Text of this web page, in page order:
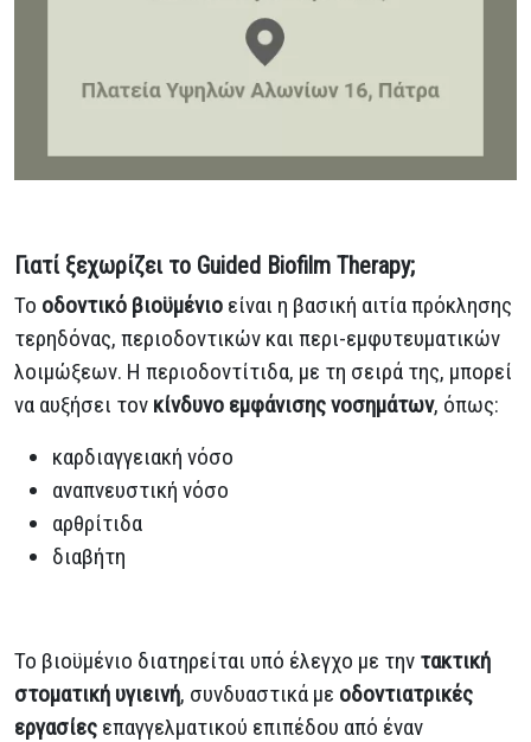
Γιατί ξεχωρίζει το Guided Biofilm Therapy;
Το οδοντικό βιοϋμένιο είναι η βασική αιτία πρόκλησης
τερηδόνας, περιοδοντικών και περι-εμφυτευματικών
λοιμώξεων. Η περιοδοντίτιδα, με τη σειρά της, μπορεί
να αυξήσει τον κίνδυνο εμφάνισης νοσημάτων, όπως:
καρδιαγγειακή νόσο
αναπνευστική νόσο
αρθρίτιδα
διαβήτη
Το βιοϋμένιο διατηρείται υπό έλεγχο με την τακτική
στοματική υγιεινή, συνδυαστικά με οδοντιατρικές
εργασίες επαγγελματικού επιπέδου από έναν